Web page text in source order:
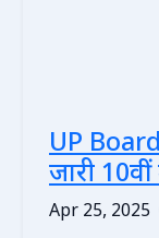
UP
जारी
Apr 25, 2025